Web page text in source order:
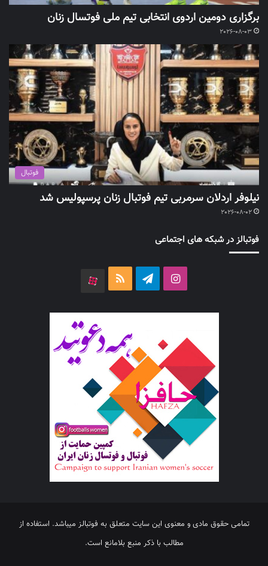
برگزاری دومین اردوی انتخابی تیم ملی فوتسال زنان
2026-08-03
فوتبال
نیلوفر اردلان سرمربی تیم فوتبال زنان پرسپولیس شد
2026-08-02
فوتبالز در شبکه های اجتماعی
اینستاگرامتلگرام خوراک
تمامی حقوق مادی و معنوی این سایت متعلق به فوتبالز میباشد. استفاده از
مطالب با ذکر منبع بلامانع است.